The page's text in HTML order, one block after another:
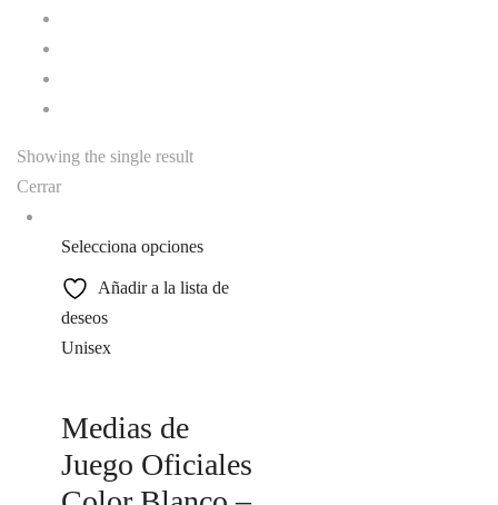
Showing the single result
Cerrar
Selecciona opciones
Añadir a la lista de
deseos
Unisex
Medias de
Juego Oficiales